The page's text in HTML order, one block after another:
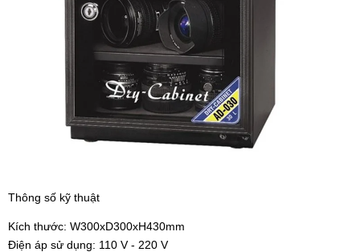
Thông số kỹ thuật
Kích thước: W300xD300xH430mm
Điện áp sử dụng: 110 V - 220 V